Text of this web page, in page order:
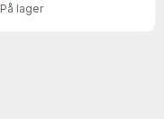
På lager